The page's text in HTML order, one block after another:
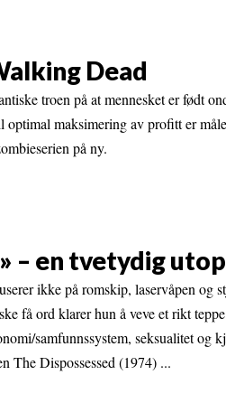
Dead
troen på at mennesket er født
maksimering av profitt er
på ny.
– en tvetydig
ikke på romskip, laservåpen og
få ord klarer hun å veve et rikt
samfunnssystem, seksualitet og
The Dispossessed (1974) ...